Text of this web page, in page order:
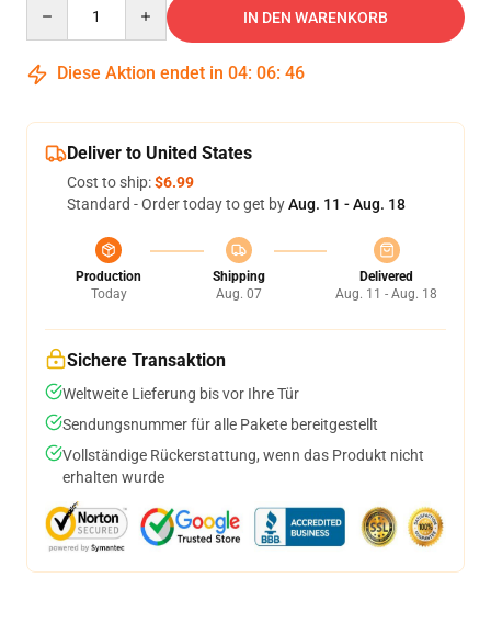
IN DEN WARENKORB
Diese Aktion endet in 04: 06: 46
Deliver to United States
Cost to ship:$6.99
Standard - Order today to get byAug. 11 - Aug. 18
Production
Today
Shipping
Aug. 07
Delivered
Aug. 11 - Aug. 18
Sichere Transaktion
Weltweite Lieferung bis vor Ihre Tür
Sendungsnummer für alle Pakete bereitgestellt
Vollständige Rückerstattung, wenn das Produkt nicht
erhalten wurde